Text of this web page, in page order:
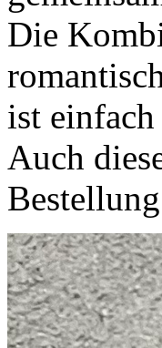
Die
ist
Auch